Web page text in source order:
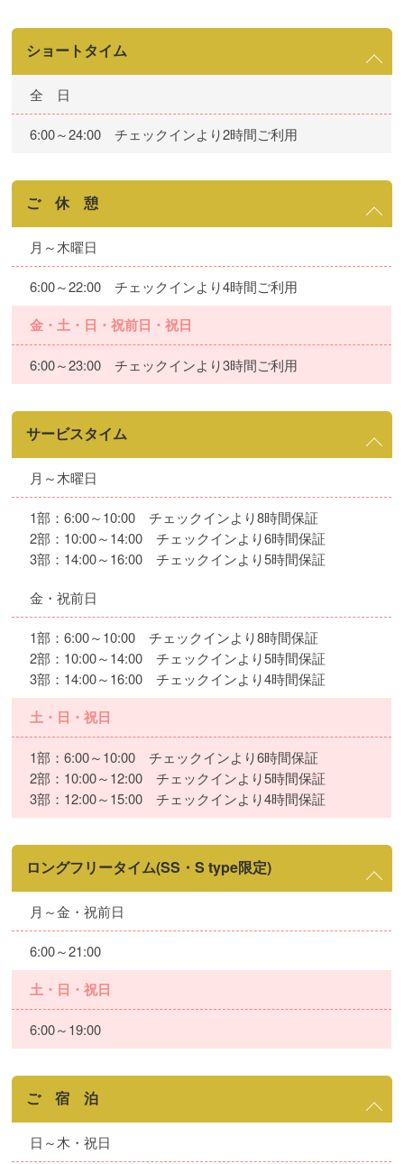
ショートタイム
全 日
6:00～24:00 チェックインより2時間ご利用
ご 休 憩
月～木曜日
6:00～22:00 チェックインより4時間ご利用
金・土・日・祝前日・祝日
6:00～23:00 チェックインより3時間ご利用
サービスタイム
月～木曜日
1部：6:00～10:00 チェックインより8時間保証
2部：10:00～14:00 チェックインより6時間保証
3部：14:00～16:00 チェックインより5時間保証
金・祝前日
1部：6:00～10:00 チェックインより8時間保証
2部：10:00～14:00 チェックインより5時間保証
3部：14:00～16:00 チェックインより4時間保証
土・日・祝日
1部：6:00～10:00 チェックインより6時間保証
2部：10:00～12:00 チェックインより5時間保証
3部：12:00～15:00 チェックインより4時間保証
ロングフリータイム(SS・S type限定)
月～金・祝前日
6:00～21:00
土・日・祝日
6:00～19:00
ご 宿 泊
日～木・祝日